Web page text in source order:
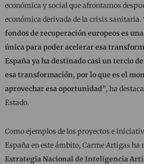
económica y social que afrontamos
económica derivada de la crisis sanitaria.
fondos de recuperación europeos es
única para poder acelerar esa
España ya ha destinado casi un tercio
esa transformación, por lo que es el
aprovechar esa oportunidad”, ha
Estado.
Como ejemplos de los proyectos e
España en este ámbito, Carme Artigas ha
Estrategia Nacional de Inteligencia